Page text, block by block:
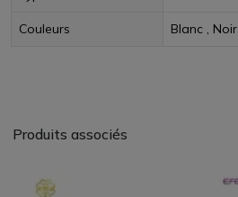
Couleurs Blanc , Noir
Produits associés